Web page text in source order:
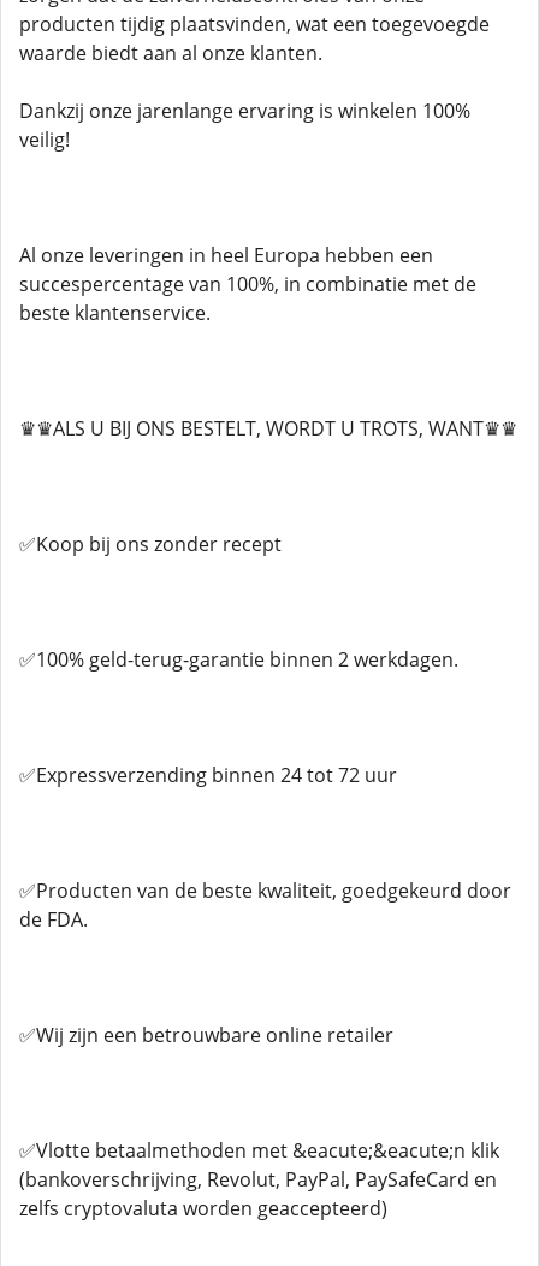
producten tijdig plaatsvinden, wat een toegevoegde
waarde biedt aan al onze klanten.
Dankzij onze jarenlange ervaring is winkelen 100%
veilig!
Al onze leveringen in heel Europa hebben een
succespercentage van 100%, in combinatie met de
beste klantenservice.
♛♛ALS U BIJ ONS BESTELT, WORDT U TROTS, WANT♛♛
✅Koop bij ons zonder recept
✅100% geld-terug-garantie binnen 2 werkdagen.
✅Expressverzending binnen 24 tot 72 uur
✅Producten van de beste kwaliteit, goedgekeurd door
de FDA.
✅Wij zijn een betrouwbare online retailer
✅Vlotte betaalmethoden met &eacute;&eacute;n klik
(bankoverschrijving, Revolut, PayPal, PaySafeCard en
zelfs cryptovaluta worden geaccepteerd)